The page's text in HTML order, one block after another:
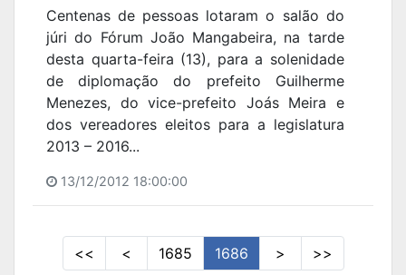
Centenas de pessoas lotaram o salão do
júri do Fórum João Mangabeira, na tarde
desta quarta-feira (13), para a solenidade
de diplomação do prefeito Guilherme
Menezes, do vice-prefeito Joás Meira e
dos vereadores eleitos para a legislatura
2013 – 2016...
13/12/2012 18:00:00
<< < 1685 1686 > >>